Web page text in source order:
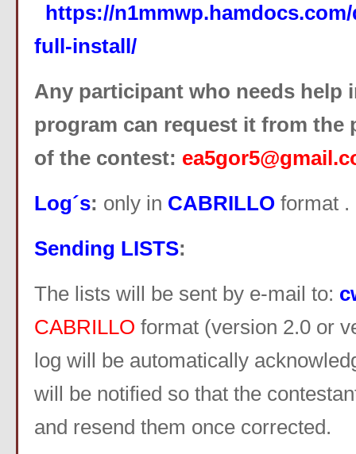
https://
full-install/
Any participant who needs help
program can request it from the
of the contest:
Log´s: only in CABRILLO format .
Sending LISTS:
The lists will be sent by e-mail to:
CABRILLO format (version 2.0 or
log will be automatically
will be notified so that the
and resend them once corrected.